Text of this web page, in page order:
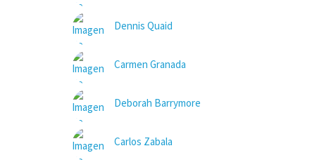
Dennis Quaid
Carmen Granada
Deborah Barrymore
Carlos Zabala